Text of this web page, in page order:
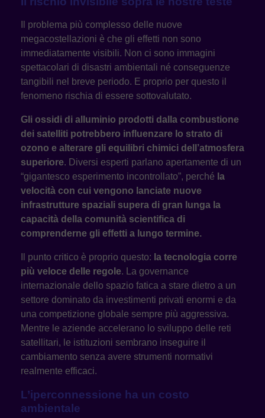
Il problema più complesso delle nuove
megacostellazioni è che gli effetti non sono
immediatamente visibili. Non ci sono immagini
spettacolari di disastri ambientali né conseguenze
tangibili nel breve periodo. E proprio per questo il
fenomeno rischia di essere sottovalutato.
Gli ossidi di alluminio prodotti dalla combustione
dei satelliti potrebbero influenzare lo strato di
ozono e alterare gli equilibri chimici dell’atmosfera
superiore. Diversi esperti parlano apertamente di un
“gigantesco esperimento incontrollato”, perché la
velocità con cui vengono lanciate nuove
infrastrutture spaziali supera di gran lunga la
capacità della comunità scientifica di
comprenderne gli effetti a lungo termine.
Il punto critico è proprio questo: la tecnologia corre
più veloce delle regole. La governance
internazionale dello spazio fatica a stare dietro a un
settore dominato da investimenti privati enormi e da
una competizione globale sempre più aggressiva.
Mentre le aziende accelerano lo sviluppo delle reti
satellitari, le istituzioni sembrano inseguire il
cambiamento senza avere strumenti normativi
realmente efficaci.
L’iperconnessione ha un costo
ambientale